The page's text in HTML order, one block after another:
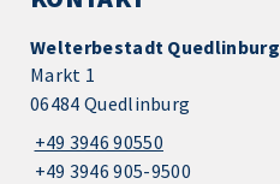
Welterbestadt Quedlinburg
Markt 1
06484 Quedlinburg
+49 3946 90550
+49 3946 905-9500